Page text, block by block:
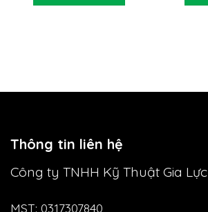
Thông tin liên hệ
Công ty TNHH Kỹ Thuật Gia Lực
MST: 0317307840